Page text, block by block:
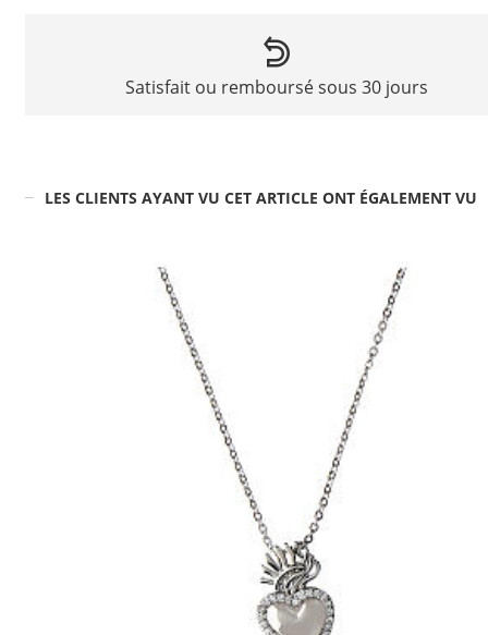
Satisfait ou remboursé sous 30 jours
LES CLIENTS AYANT VU CET ARTICLE ONT ÉGALEMENT VU